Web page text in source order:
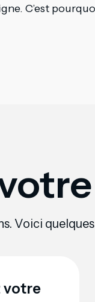
C’est
Voici
votre